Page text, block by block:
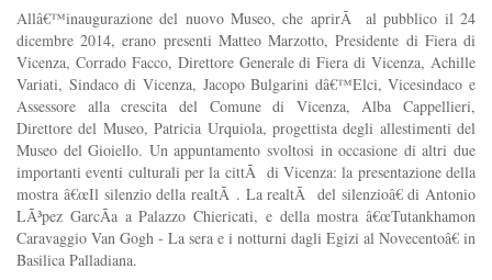
Allâ€™inaugurazione del nuovo Museo, che aprirÃ al pubblico il 24
dicembre 2014, erano presenti Matteo Marzotto, Presidente di Fiera di
Vicenza, Corrado Facco, Direttore Generale di Fiera di Vicenza, Achille
Variati, Sindaco di Vicenza, Jacopo Bulgarini dâ€™Elci, Vicesindaco e
Assessore alla crescita del Comune di Vicenza, Alba Cappellieri,
Direttore del Museo, Patricia Urquiola, progettista degli allestimenti del
Museo del Gioiello. Un appuntamento svoltosi in occasione di altri due
importanti eventi culturali per la cittÃ di Vicenza: la presentazione della
mostra â€œIl silenzio della realtÃ . La realtÃ del silenzioâ€ di Antonio
LÃ³pez GarcÃ­a a Palazzo Chiericati, e della mostra â€œTutankhamon
Caravaggio Van Gogh - La sera e i notturni dagli Egizi al Novecentoâ€ in
Basilica Palladiana.